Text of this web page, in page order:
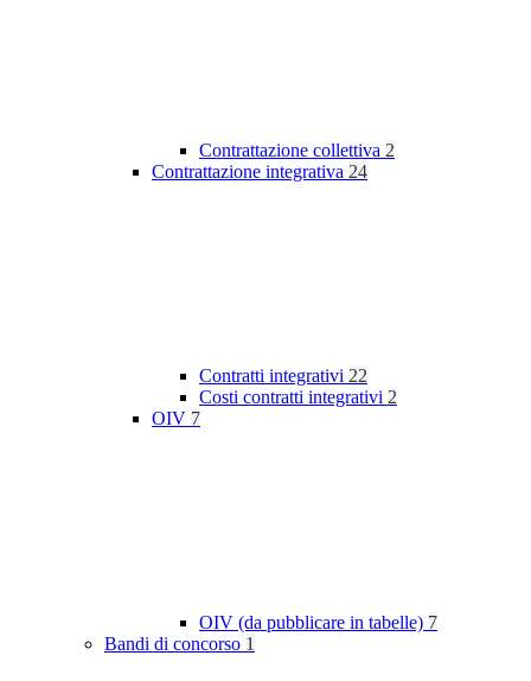
Contrattazione collettiva 2
Contrattazione integrativa 24
Contratti integrativi 22
Costi contratti integrativi 2
OIV 7
OIV (da pubblicare in tabelle) 7
Bandi di concorso 1